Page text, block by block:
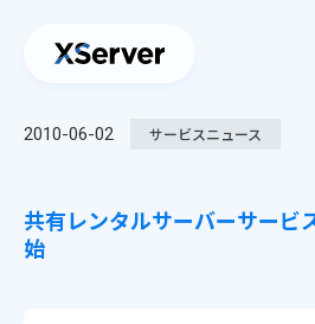
2010-06-02 サービスニュース
共有レンタルサーバーサービ
始